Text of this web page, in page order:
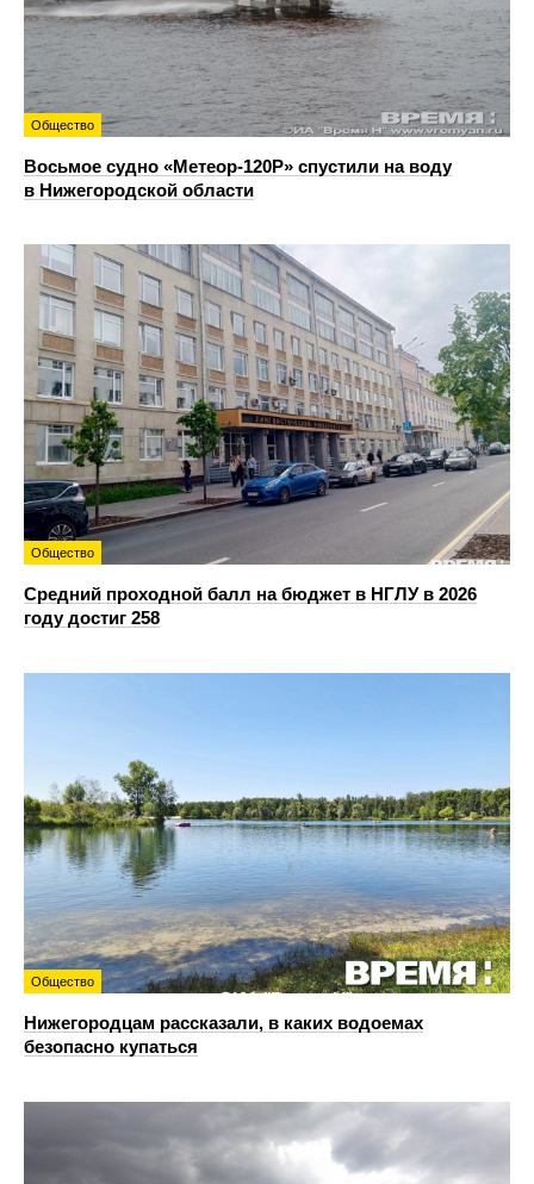
Общество
Восьмое судно «Метеор-120Р» спустили на воду
в Нижегородской области
Общество
Средний проходной балл на бюджет в НГЛУ в 2026
году достиг 258
Общество
Нижегородцам рассказали, в каких водоемах
безопасно купаться